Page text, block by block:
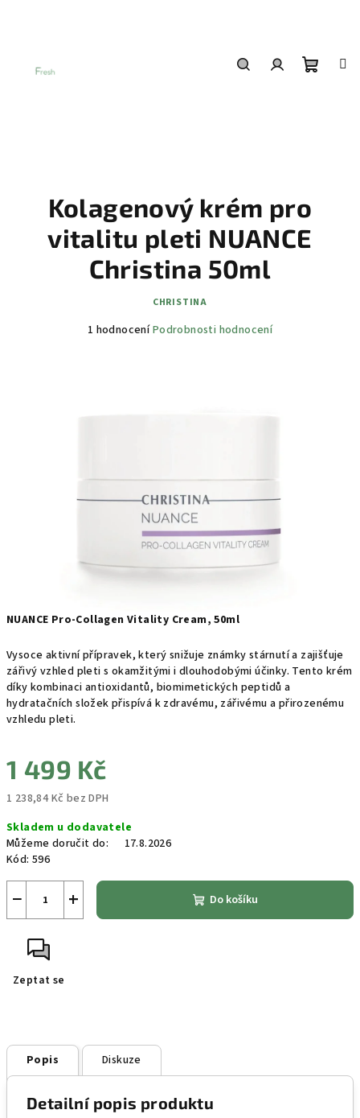
NUANCE Pro-Collagen Vitality Cream, 50ml
Vysoce aktivní přípravek, který snižuje známky stárnutí a zajišťuje
zářivý vzhled pleti s okamžitými i dlouhodobými účinky. Tento krém
díky kombinaci antioxidantů, biomimetických peptidů a
hydratačních složek přispívá k zdravému, zářivému a přirozenému
vzhledu pleti.
1 499 Kč
1 238,84 Kč bez DPH
cena:
Skladem u dodavatele
Můžeme doručit do:
17.8.2026
Kód: 596
+
− Do košíku
Zeptat se
Kolagenový krém pro
vitalitu pleti NUANCE
Christina 50ml
CHRISTINA
Průměrné
1 hodnoceníPodrobnosti hodnocení
Popis Diskuze
Detailní popis produktu